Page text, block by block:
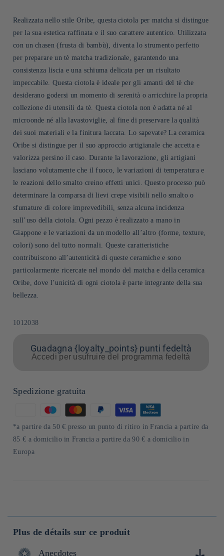
Realizzata nello stile Oribe, questa ciotola per matcha si distingue
per la sua estetica raffinata e il suo carattere autentico. Utilizzata
con un chasen (frusta di bambù), diventa lo strumento perfetto
per preparare un tè matcha tradizionale, garantendo una
consistenza liscia e una schiuma delicata per un risultato
impeccabile. Questa ciotola è ideale per gli amanti del tè che
desiderano godersi un momento di serenità o arricchire la propria
collezione di utensili da tè. Questa ciotola non è adatta né al
microonde né alla lavastoviglie, al fine di preservare la qualità
dei suoi materiali e la finitura laccata. Lo sapevate? La ceramica
Oribe si distingue per il suo approccio artigianale che accetta e
valorizza persino il caso. Durante la lavorazione, gli artigiani
lasciano volutamente che il fuoco, le variazioni di temperatura e
le reazioni dello smalto creino effetti unici. Questo processo può
determinare la comparsa di lievi crepe visibili nello smalto o
sfumature di colore imprevedibili, senza alcuna incidenza
sull’uso della ciotola. Ogni pezzo è realizzato a mano in
Giappone e le variazioni da un modello all’altro (forme, texture,
colori) sono del tutto normali. Queste caratteristiche
contribuiscono all’autenticità di queste ceramiche e sono
particolarmente ricercate nel mondo del matcha e della ceramica
Oribe, dove l’unicità di ogni ciotola è parte integrante della sua
bellezza.
SKU:
1012038
Guadagna {loyalty_points} punti fedeltà
Accedi per usufruire del programma fedeltà
Spedizione gratuita
di
pagamento
*a partire da 50 € presso un punto di ritiro in Francia a partire da
85 € a domicilio in Francia a partire da 90 € a domicilio in
Europa
Plus de détails sur ce produit
Anecdotes